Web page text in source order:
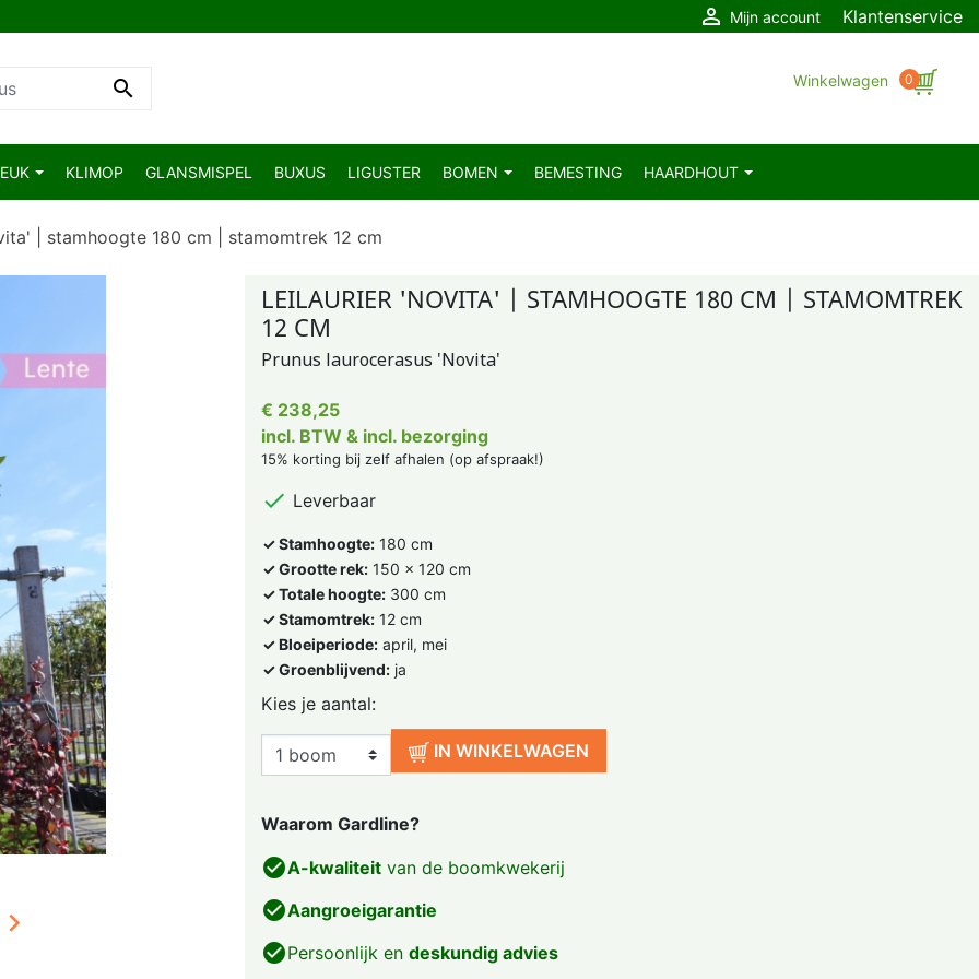
 Mijn account Klantenservice
 Winkelwagen 0
KLIMOP GLANSMISPEL BUXUS LIGUSTER BOMEN BEMESTING HAARDHOUT
| stamhoogte 180 cm | stamomtrek 12 cm
LEILAURIER 'NOVITA' | STAMHOOGTE 180 CM | STAMOMTREK
12 CM
Prunus laurocerasus 'Novita'
€ 238,25
incl. BTW & incl. bezorging
15% korting bij zelf afhalen (op afspraak!)
 Leverbaar
✓ Stamhoogte:180 cm
✓ Grootte rek:150 x 120 cm
✓ Totale hoogte:300 cm
✓ Stamomtrek:12 cm
✓ Bloeiperiode:april, mei
✓ Groenblijvend:ja
Kies je aantal:
IN WINKELWAGEN
Waarom Gardline?
check_circleA-kwaliteitvan de boomkwekerij
check_circleAangroeigarantie
check_circlePersoonlijk en deskundig advies